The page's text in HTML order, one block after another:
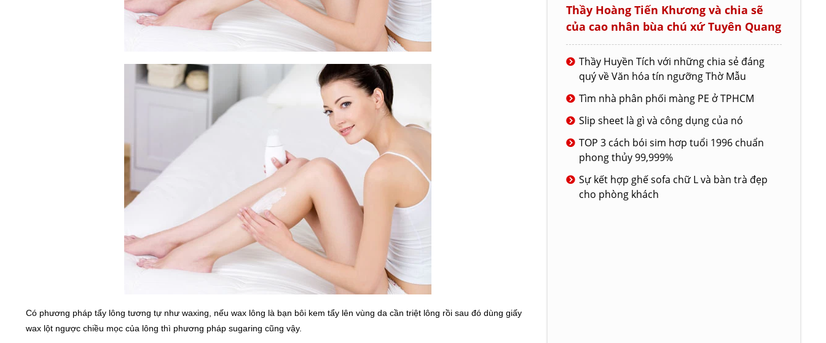
Có phương pháp tẩy lông tương tự như waxing, nếu wax lông là bạn bôi kem tẩy lên vùng da cần triệt lông rồi sau đó dùng giấy
wax lột ngược chiều mọc của lông thì phương pháp sugaring cũng vậy.
Thầy Hoàng Tiến Khương và chia sẽ
của cao nhân bùa chú xứ Tuyên Quang
Thầy Huyền Tích với những chia sẻ đáng
quý về Văn hóa tín ngưỡng Thờ Mẫu
Tìm nhà phân phối màng PE ở TPHCM
Slip sheet là gì và công dụng của nó
TOP 3 cách bói sim hơp tuổi 1996 chuẩn
phong thủy 99,999%
Sự kết hợp ghế sofa chữ L và bàn trà đẹp
cho phòng khách